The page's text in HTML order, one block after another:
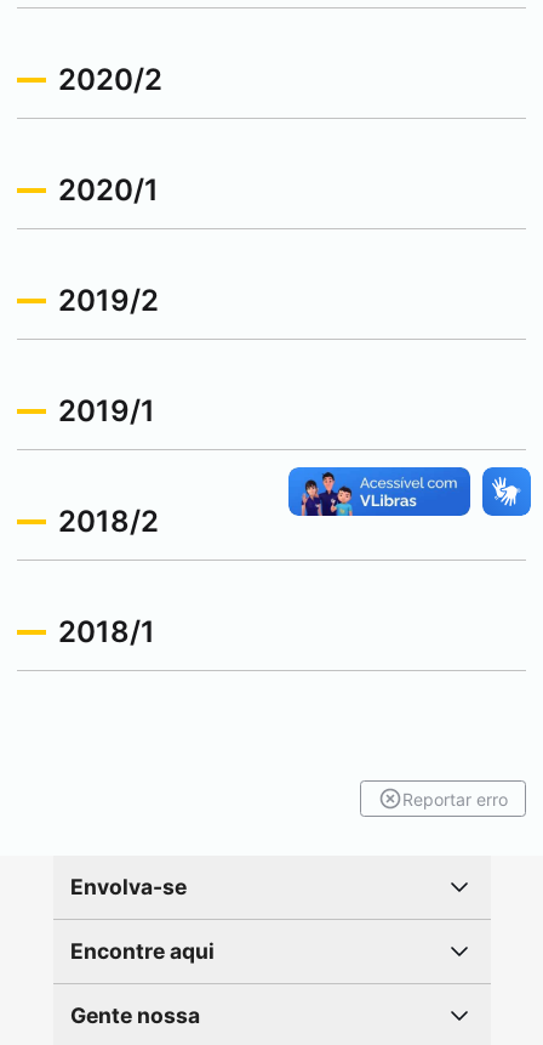
2020/2
2020/1
2019/2
2019/1
2018/2
2018/1
Reportar erro
Envolva-se
Encontre aqui
Gente nossa